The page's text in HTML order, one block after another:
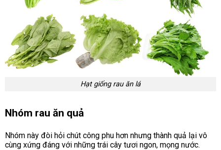
Hạt giống rau ăn lá
Nhóm rau ăn quả
Nhóm này đòi hỏi chút công phu hơn nhưng thành quả lại vô
cùng xứng đáng với những trái cây tươi ngon, mọng nước.